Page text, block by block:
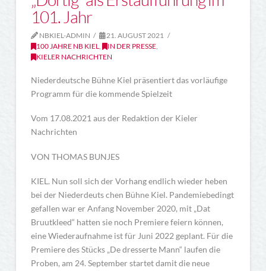
101. Jahr
NBKIEL-ADMIN
21. AUGUST 2021
100 JAHRE NB KIEL, IN DER PRESSE,
KIELER NACHRICHTEN
Niederdeutsche Bühne Kiel präsentiert das vorläufige
Programm für die kommende Spielzeit
Vom 17.08.2021 aus der Redaktion der Kieler
Nachrichten
VON THOMAS BUNJES
KIEL. Nun soll sich der Vorhang endlich wieder heben
bei der Niederdeuts chen Bühne Kiel. Pandemiebedingt
gefallen war er Anfang November 2020, mit „Dat
Bruutkleed“ hatten sie noch Premiere feiern können,
eine Wiederaufnahme ist für Juni 2022 geplant. Für die
Premiere des Stücks „De dresserte Mann“ laufen die
Proben, am 24. September startet damit die neue